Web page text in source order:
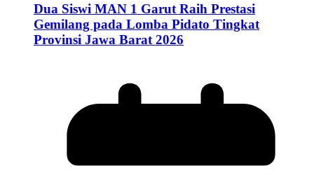
Dua Siswi MAN 1 Garut Raih Prestasi
Gemilang pada Lomba Pidato Tingkat
Provinsi Jawa Barat 2026